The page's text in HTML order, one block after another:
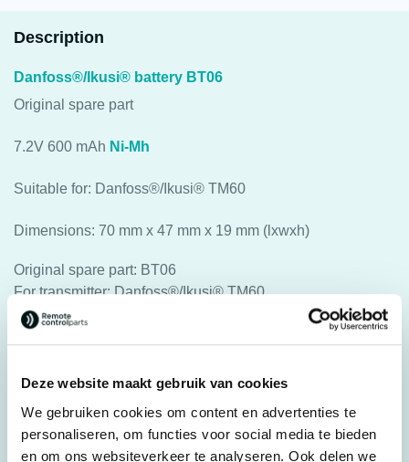
Deze website maakt gebruik van cookies
We gebruiken cookies om content en advertenties te
personaliseren, om functies voor social media te bieden
en om ons websiteverkeer te analyseren. Ook delen we
Description
Danfoss®/Ikusi® battery BT06
Original spare part
7.2V 600 mAh Ni-Mh
Suitable for: Danfoss®/Ikusi® TM60
Dimensions: 70 mm x 47 mm x 19 mm (lxwxh)
Original spare part: BT06
For transmitter: Danfoss®/Ikusi® TM60
Dimensions
Brands
Danfoss®/Ikusi®